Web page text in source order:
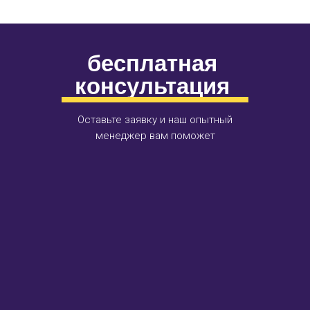
бесплатная
консультация
Оставьте заявку и наш опытный
менеджер вам поможет